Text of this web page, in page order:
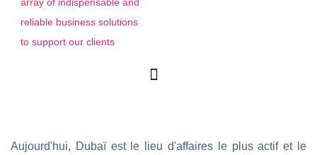
Menu
Aujourd'hui, Dubaï est le lieu d'affaires le plus actif et le